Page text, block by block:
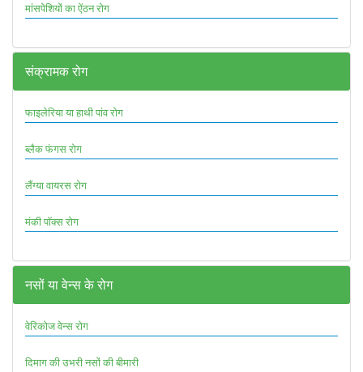
मांसपेशियों का ऐंठन रोग
संक्रामक रोग
फाइलेरिया या हाथी पांव रोग
ब्लैक फंगस रोग
लैंग्या वायरस रोग
मंकी पॉक्स रोग
नसों या वेन्स के रोग
वेरिकोज वेन्स रोग
दिमाग की उभरी नसों की बीमारी